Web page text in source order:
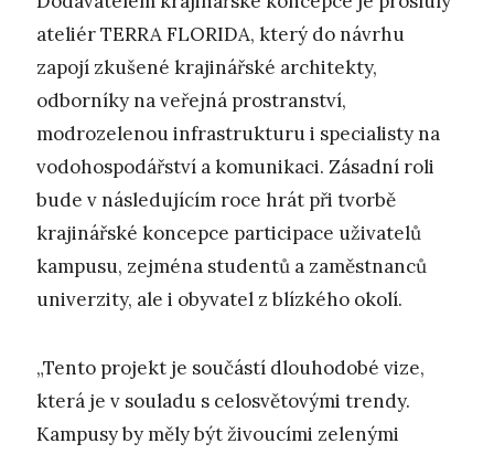
ateliér TERRA FLORIDA, který do návrhu
zapojí zkušené krajinářské architekty,
odborníky na veřejná prostranství,
modrozelenou infrastrukturu i specialisty na
vodohospodářství a komunikaci. Zásadní roli
bude v následujícím roce hrát při tvorbě
krajinářské koncepce participace uživatelů
kampusu, zejména studentů a zaměstnanců
univerzity, ale i obyvatel z blízkého okolí.
„Tento projekt je součástí dlouhodobé vize,
která je v souladu s celosvětovými trendy.
Kampusy by měly být živoucími zelenými